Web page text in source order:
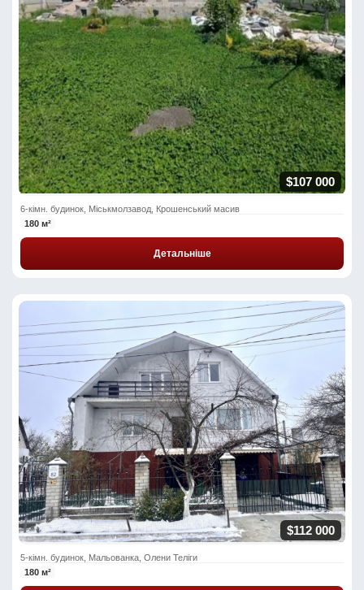
$107 000
6-кімн. будинок, Міськмолзавод, Крошенський масив
180 м²
Детальніше
$112 000
5-кімн. будинок, Мальованка, Олени Теліги
180 м²